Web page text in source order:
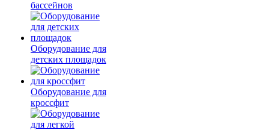
бассейнов
Оборудование для
детских площадок
Оборудование для
кроссфит